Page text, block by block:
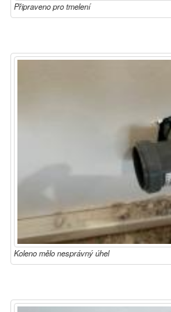
Připraveno pro tmelení
Koleno mělo nesprávný úhel